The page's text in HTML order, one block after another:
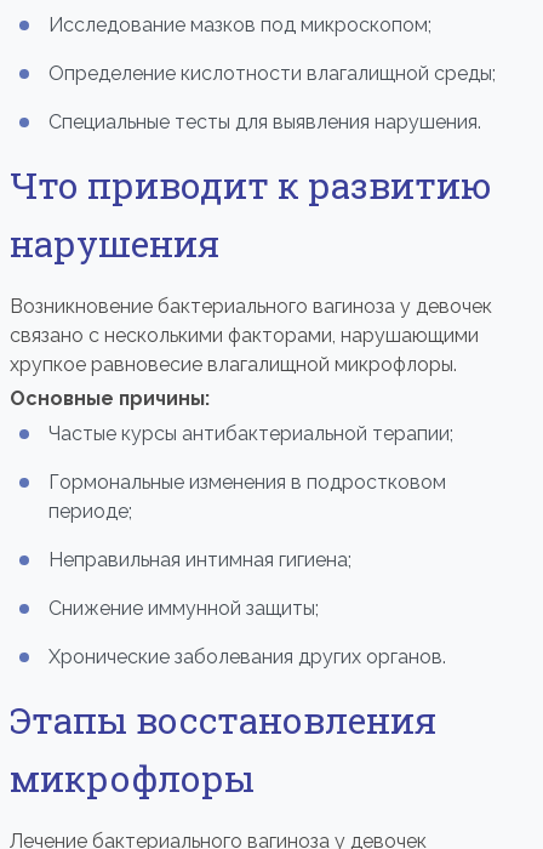
Исследование мазков под микроскопом;
Определение кислотности влагалищной среды;
Специальные тесты для выявления нарушения.
Что приводит к развитию
нарушения
Возникновение бактериального вагиноза у девочек
связано с несколькими факторами, нарушающими
хрупкое равновесие влагалищной микрофлоры.
Основные причины:
Частые курсы антибактериальной терапии;
Гормональные изменения в подростковом
периоде;
Неправильная интимная гигиена;
Снижение иммунной защиты;
Хронические заболевания других органов.
Этапы восстановления
микрофлоры
Лечение бактериального вагиноза у девочек